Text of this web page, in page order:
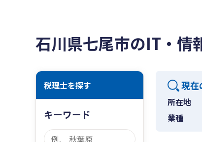
石川県七尾市のIT・情
税理士を探す
キーワード
現在
所在地
業種